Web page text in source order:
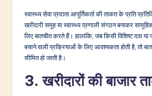
स्वास्थ्य सेवा प्रदाता आपूर्तिकर्ता की ताकत के प्रति
खरीदारी समूह या स्वास्थ्य प्रणाली संगठन बनाकर
लिए बातचीत करते हैं। हालांकि, जब किसी विशिष्ट दवा या
बचाने वाली प्रक्रियाओं के लिए आवश्यकता होती है, तो
सीमित हो जाती है।
3. खरीदारों की बाजार